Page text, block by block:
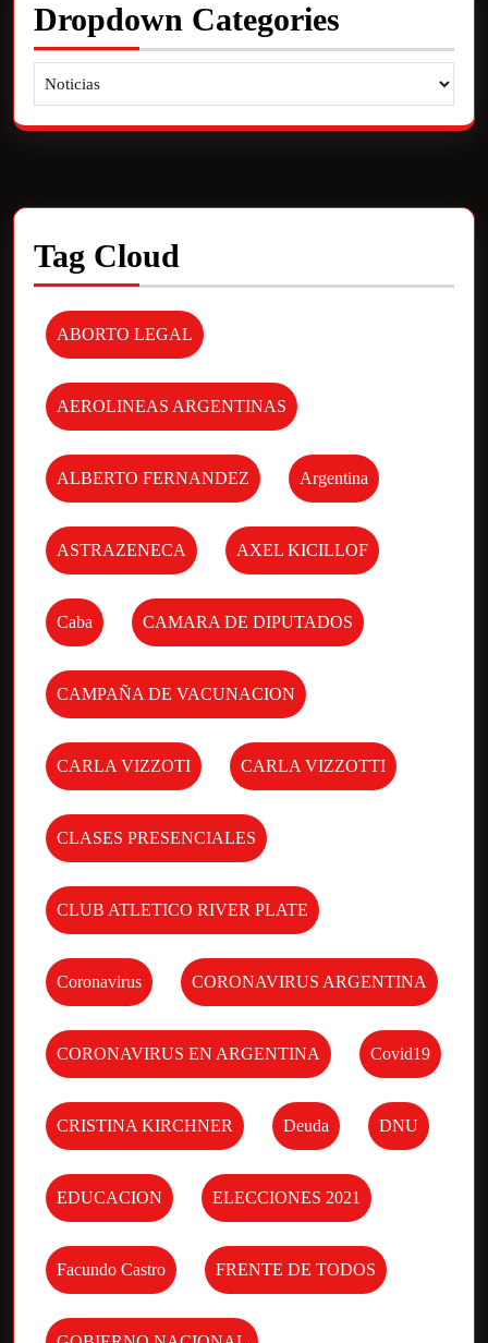
Dropdown Categories
Tag Cloud
ABORTO LEGAL
AEROLINEAS ARGENTINAS
ALBERTO FERNANDEZ Argentina
ASTRAZENECA AXEL KICILLOF
Caba CAMARA DE DIPUTADOS
CAMPAÑA DE VACUNACION
CARLA VIZZOTI CARLA VIZZOTTI
CLASES PRESENCIALES
CLUB ATLETICO RIVER PLATE
Coronavirus CORONAVIRUS ARGENTINA
CORONAVIRUS EN ARGENTINA Covid19
CRISTINA KIRCHNER Deuda DNU
EDUCACION ELECCIONES 2021
Facundo Castro FRENTE DE TODOS